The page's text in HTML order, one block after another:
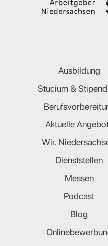
Ausbildung
Studium &
Aktuelle
Wir.
Dienststellen
Messen
Podcast
Blog